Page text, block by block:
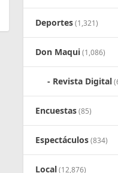
Deportes(1,321)
Don Maqui(1,086)
Revista Digital
Encuestas(85)
Espectáculos(834)
Local(12,876)